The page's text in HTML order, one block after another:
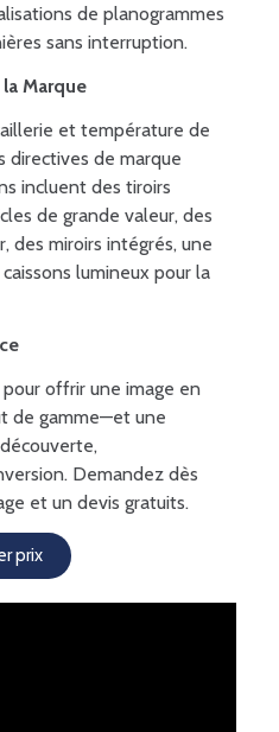
de planogrammes
sans interruption.
Marque
et température de
directives de marque
incluent des tiroirs
de grande valeur, des
des miroirs intégrés, une
lumineux pour la
offrir une image en
de gamme—et une
Demandez dès
et un devis gratuits.
prix